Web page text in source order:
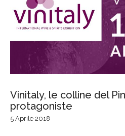
Vinitaly, le colline del
protagoniste
5 Aprile 2018